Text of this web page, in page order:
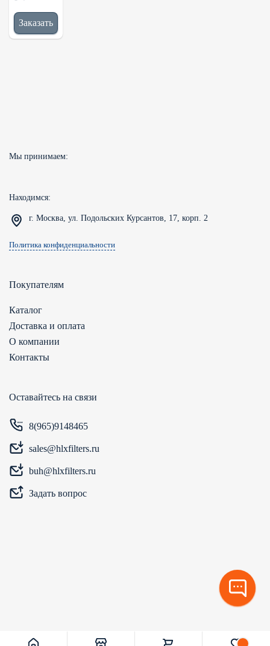
Заказать
Мы принимаем:
Находимся:
г. Москва, ул. Подольских Курсантов, 17, корп. 2
Политика конфиденциальности
Покупателям
Каталог
Доставка и оплата
О компании
Контакты
Оставайтесь на связи
8(965)9148465
sales@hlxfilters.ru
buh@hlxfilters.ru
Задать вопрос